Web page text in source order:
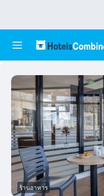
ร้านอาหาร